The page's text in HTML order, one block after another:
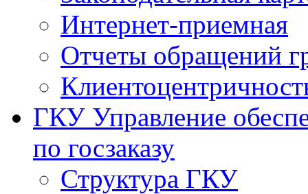
Интернет-приемная
Отчеты обращений
ГКУ Управление
по госзаказу
Структура ГКУ